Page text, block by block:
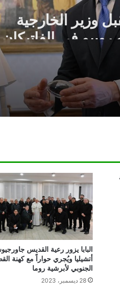
وزير الخارجية
روبيو في الفاتيكان
البابا يزور رعية القديس
أتشيليا ويُجري حواراً مع كهنة
الجنوبي لأبرشية روما
28 ديسمبر، 2023